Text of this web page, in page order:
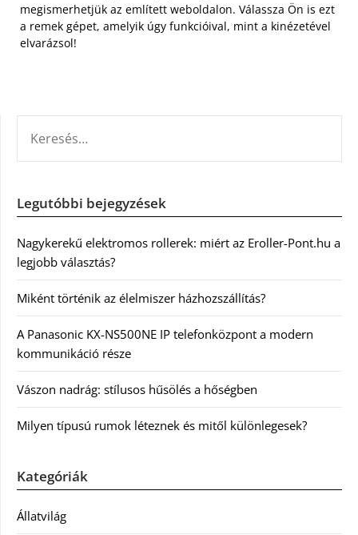
megismerhetjük az említett weboldalon. Válassza Ön is ezt
a remek gépet, amelyik úgy funkcióival, mint a kinézetével
elvarázsol!
Legutóbbi bejegyzések
Nagykerekű elektromos rollerek: miért az Eroller-Pont.hu a
legjobb választás?
Miként történik az élelmiszer házhozszállítás?
A Panasonic KX-NS500NE IP telefonközpont a modern
kommunikáció része
Vászon nadrág: stílusos hűsölés a hőségben
Milyen típusú rumok léteznek és mitől különlegesek?
Kategóriák
Állatvilág